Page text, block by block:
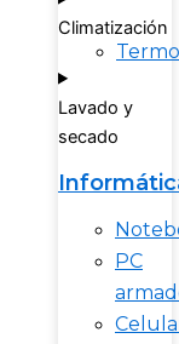
Climatización
Lavado y
secado
PC